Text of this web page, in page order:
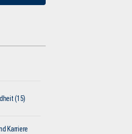
(15)
Karriere